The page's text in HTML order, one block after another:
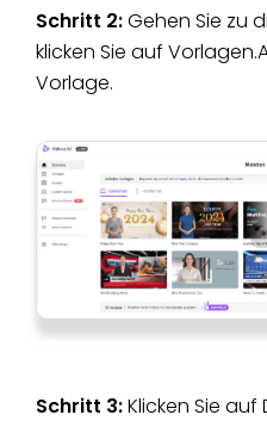
Schritt 2:Gehen Sie zu
klicken Sie auf
Vorlage.
Schritt 3:Klicken Sie